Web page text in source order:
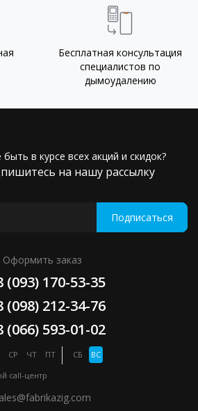
Бесплатная консультация
специалистов по
дымоудалению
в курсе всех акций и скидок?
на нашу рассылку
Подписаться
Оформить заказ
(093) 170-53-35
(098) 212-34-76
(066) 593-01-02
СР ЧТ ПТ СБ
ВС
call-центр